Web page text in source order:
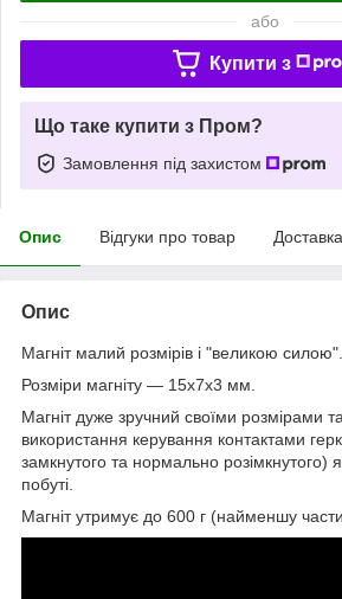
або
Купити з
Що таке купити з Пром?
Замовлення під захистом
Опис Відгуки про товар Доставка
Опис
Магніт малий розмірів і "великою силою".
Розміри магніту — 15х7х3 мм.
Магніт дуже зручний своїми розмірами
використання керування контактами
замкнутого та нормально розімкнутого)
побуті.
Магніт утримує до 600 г (найменшу